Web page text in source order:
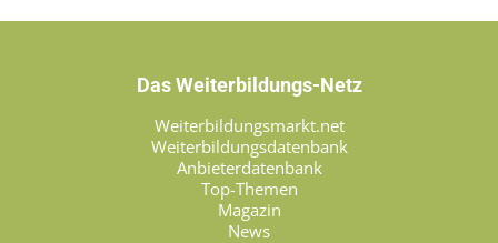
Das Weiterbildungs-Netz
Weiterbildungsmarkt.net
Weiterbildungsdatenbank
Anbieterdatenbank
Top-Themen
Magazin
News